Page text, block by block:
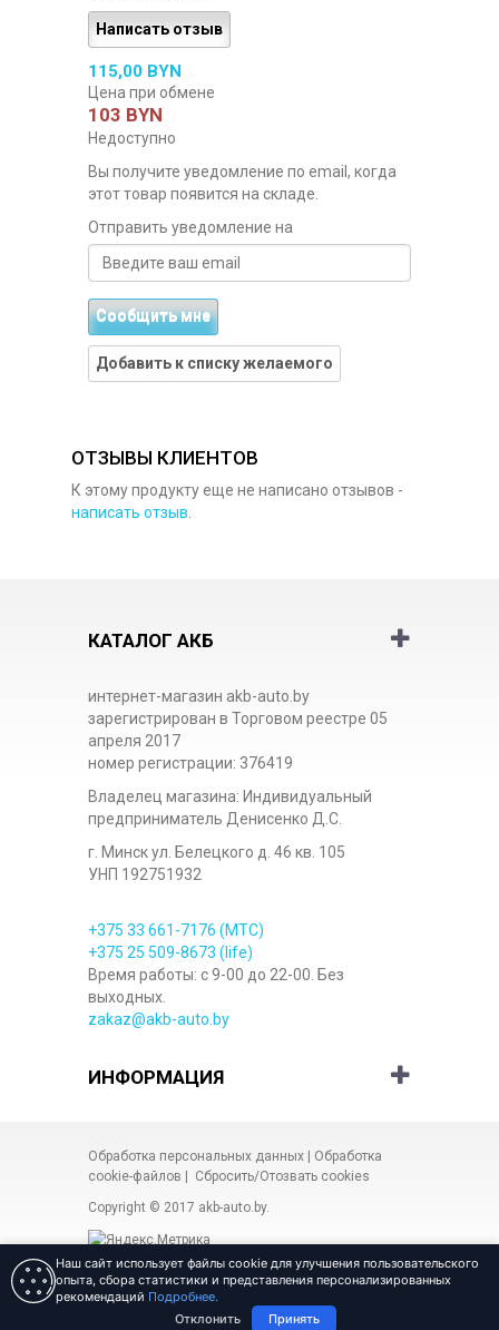
Написать отзыв
115,00 BYN
Цена при обмене
103 BYN
Недоступно
Вы получите уведомление по email, когда
этот товар появится на складе.
Отправить уведомление на
Сообщить мне
Добавить к списку желаемого
ОТЗЫВЫ КЛИЕНТОВ
К этому продукту еще не написано отзывов -
написать отзыв
КАТАЛОГ АКБ
интернет-магазин akb-auto.by
зарегистрирован в Торговом реестре 05
апреля 2017
номер регистрации: 376419
Владелец магазина: Индивидуальный
предприниматель Денисенко Д.С.
г. Минск ул. Белецкого д. 46 кв. 105
УНП 192751932
+375 33 661-7176 (МТС)
+375 25 509-8673 (life)
Время работы: с 9-00 до 22-00. Без
выходных.
zakaz@akb-auto.by
ИНФОРМАЦИЯ
Обработка персональных данных
Обработка
cookie-файлов
Сбросить/Отозвать cookies
Copyright © 2017 akb-auto.by.
Разработка сайта Веб-студия
Наш сайт использует файлы cookie для улучшения пользовательского
опыта, сбора статистики и представления персонализированных
рекомендаций Подробнее.
Отклонить
Принять